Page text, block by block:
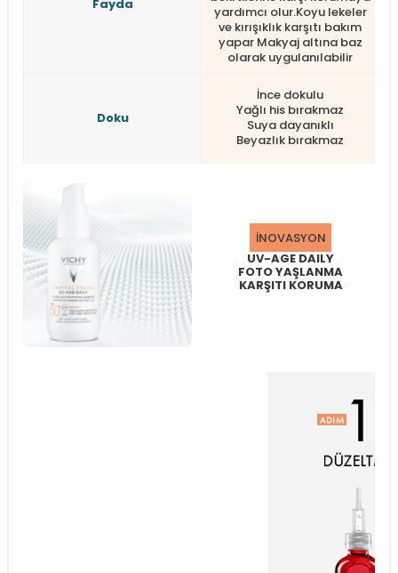
Fayda
yardımcı olur.Koyu lekeler
ve kırışıklık karşıtı bakım
yapar Makyaj altına baz
olarak uygulanılabilir
Doku
İnce dokulu
Yağlı his bırakmaz
Suya dayanıklı
Beyazlık bırakmaz
İNOVASYON
UV-AGE DAILY
FOTO YAŞLANMA
KARŞITI KORUMA